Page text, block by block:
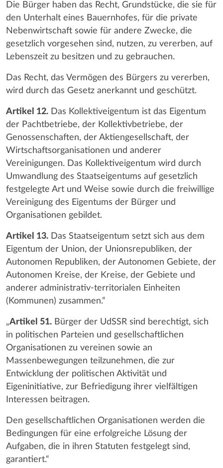
Die Bürger haben das Recht, Grundstücke, die sie für
den Unterhalt eines Bauernhofes, für die private
Nebenwirtschaft sowie für andere Zwecke, die
gesetzlich vorgesehen sind, nutzen, zu vererben, auf
Lebenszeit zu besitzen und zu gebrauchen.
Das Recht, das Vermögen des Bürgers zu vererben,
wird durch das Gesetz anerkannt und geschützt.
Artikel 12. Das Kollektiveigentum ist das Eigentum
der Pachtbetriebe, der Kollektivbetriebe, der
Genossenschaften, der Aktiengesellschaft, der
Wirtschaftsorganisationen und anderer
Vereinigungen. Das Kollektiveigentum wird durch
Umwandlung des Staatseigentums auf gesetzlich
festgelegte Art und Weise sowie durch die freiwillige
Vereinigung des Eigentums der Bürger und
Organisationen gebildet.
Artikel 13. Das Staatseigentum setzt sich aus dem
Eigentum der Union, der Unionsrepubliken, der
Autonomen Republiken, der Autonomen Gebiete, der
Autonomen Kreise, der Kreise, der Gebiete und
anderer administrativ-territorialen Einheiten
(Kommunen) zusammen.“
„Artikel 51. Bürger der UdSSR sind berechtigt, sich
in politischen Parteien und gesellschaftlichen
Organisationen zu vereinen sowie an
Massenbewegungen teilzunehmen, die zur
Entwicklung der politischen Aktivität und
Eigeninitiative, zur Befriedigung ihrer vielfältigen
Interessen beitragen.
Den gesellschaftlichen Organisationen werden die
Bedingungen für eine erfolgreiche Lösung der
Aufgaben, die in ihren Statuten festgelegt sind,
garantiert.“